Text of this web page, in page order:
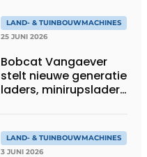
LAND- & TUINBOUWMACHINES
25 JUNI 2026
Bobcat Vangaever
stelt nieuwe generatie
laders, minirupsladers
LAND- & TUINBOUWMACHINES
3 JUNI 2026